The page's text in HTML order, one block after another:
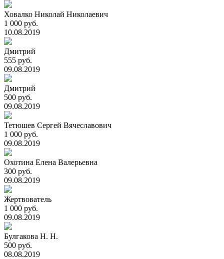
Ховалко Николай Николаевич
1 000 руб.
10.08.2019
Дмитрий
555 руб.
09.08.2019
Дмитрий
500 руб.
09.08.2019
Тетюшев Сергей Вячеславович
1 000 руб.
09.08.2019
Охотина Елена Валерьевна
300 руб.
09.08.2019
Жертвователь
1 000 руб.
09.08.2019
Булгакова Н. Н.
500 руб.
08.08.2019